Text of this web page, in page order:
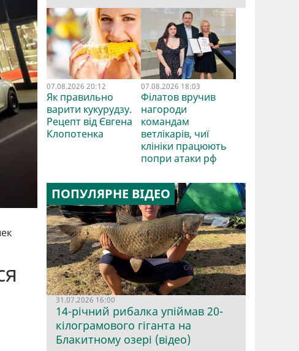
07.08.2026 20:12
Як правильно
варити кукурудзу.
Рецепт від Євгена
Клопотенка
07.08.2026 18:03
Філатов вручив
нагороди
командам
ветлікарів, чиї
клініки працюють
попри атаки рф
ПОПУЛЯРНЕ ВІДЕО
31.07.2026 16:00
14-річний рибалка упіймав 20-
кілограмового гіганта на
Блакитному озері (відео)